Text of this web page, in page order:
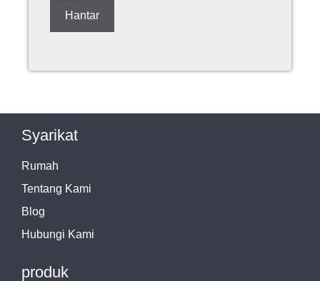
Syarikat
Rumah
Tentang Kami
Blog
Hubungi Kami
produk